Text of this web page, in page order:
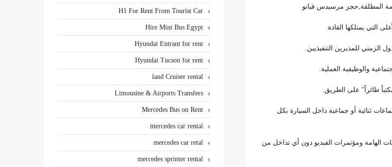
التي يمتلكها القادة.
الزمني للمديرين التنفيذيين.
والوظيفية العملية.
ثنائية أو جماعية داخل السيارة بكل
الهامة ومؤتمرات الفيديو دون أي تداخل من
H1 For Rent From Tourist Car
Hire Mini Bus Egypt
Hyundai Entrant for rent
Hyundai Tucson for rent
land Cruiser rental
Limousine & Airports Transfers
Mercedes Bus on Rent
mercedes car rental
mercedes car retal
mercedes sprinter rental